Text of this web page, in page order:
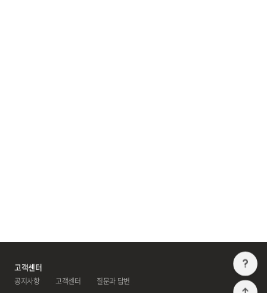
고객센터
공지사항 고객센터 질문과 답변